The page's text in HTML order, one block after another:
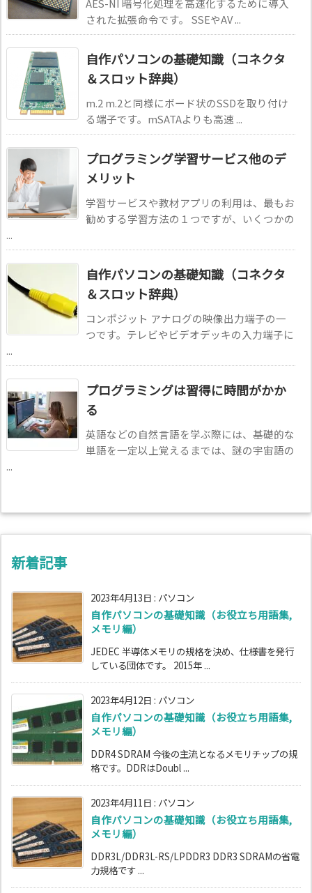
された拡張命令です。 SSEやAV ...
自作パソコンの基礎知識（コネクタ
＆スロット辞典）
m.2 m.2と同様にボード状のSSDを取り付け
る端子です。mSATAよりも高速 ...
プログラミング学習サービス他のデ
メリット
学習サービスや教材アプリの利用は、最もお
勧めする学習方法の１つですが、いくつかの
...
自作パソコンの基礎知識（コネクタ
＆スロット辞典）
コンポジット アナログの映像出力端子の一
つです。テレビやビデオデッキの入力端子に
...
プログラミングは習得に時間がかか
る
英語などの自然言語を学ぶ際には、基礎的な
単語を一定以上覚えるまでは、謎の宇宙語の
...
新着記事
2023年4月13日 : パソコン
自作パソコンの基礎知識（お役立ち用語集,
メモリ編）
JEDEC 半導体メモリの規格を決め、仕様書を発行
している団体です。 2015年 ...
2023年4月12日 : パソコン
自作パソコンの基礎知識（お役立ち用語集,
メモリ編）
DDR4 SDRAM 今後の主流となるメモリチップの規
格です。DDRはDoubl ...
2023年4月11日 : パソコン
自作パソコンの基礎知識（お役立ち用語集,
メモリ編）
DDR3L/DDR3L-RS/LPDDR3 DDR3 SDRAMの省電
力規格です ...